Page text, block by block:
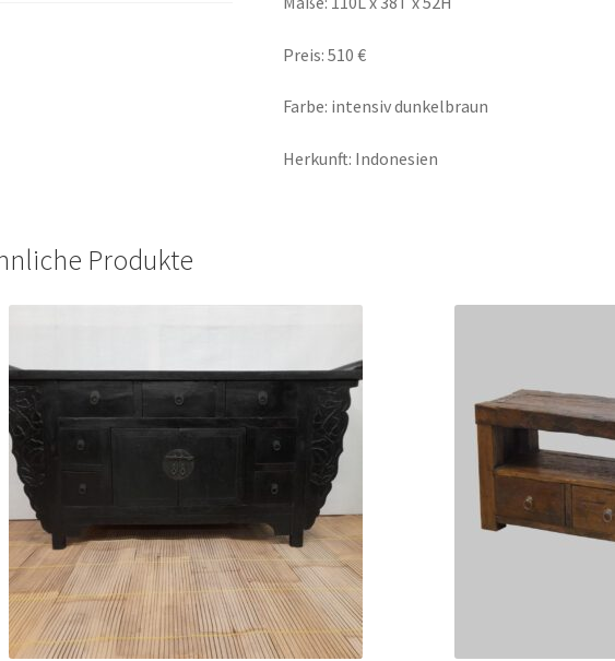
Preis: 510 €
Farbe: intensiv dunkelbraun
Herkunft: Indonesien
Produkte